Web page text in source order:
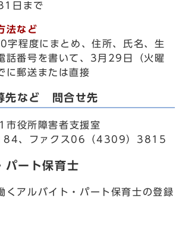
日まで
法など
程度にまとめ、住所、氏名、生
話番号を書いて、3月29日（火曜
に郵送または直接
先など 問合せ先
役所障害者支援室
、ファクス06（4309）3815
パート保育士
アルバイト・パート保育士の登録